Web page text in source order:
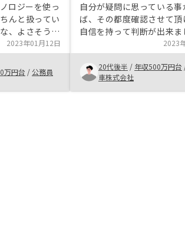
ロジーを使っ
んと扱ってい
、よさそうか
話を聞いてみ
社にも問い
電話対応時の
かったです。
も、サポート
2023年01月12日
万円台 / 公務員
自分が疑問に思っている事
ば、その都度確認させて頂
自信を持って判断が出来ま
安がまだ残っていて、自
決断が出来ないならば次
に進めたくない、と真摯
ました。契約までの打合せ
軟に決める事が出来たこ
2023
20代後半 / 年収500万円台
車株式会社